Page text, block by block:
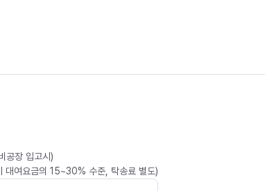
공장 입고시)
대여요금의 15~30% 수준, 탁송료 별도)